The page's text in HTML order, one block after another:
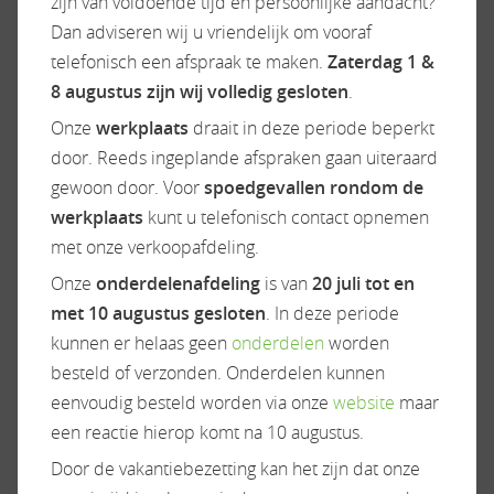
Buitenlamp
Dakluik heki
Elektrische opstap
Garage
Hagelbestendig dak
Hordeur
Huishoudaccu
Leeslampjes
Luifel
Panoramadak
Raamblindering
Verduistering cabine
Gascomfoor
Koelkast
Vriesvak
Onderstel/cabine Radio/TV
Dan adviseren wij u vriendelijk om vooraf
telefonisch een afspraak te maken. Zaterdag 1 &
8 augustus zijn wij volledig gesloten.
Onze werkplaats draait in deze periode beperkt
door. Reeds ingeplande afspraken gaan uiteraard
gewoon door. Voorspoedgevallen rondom de
werkplaats kunt u telefonisch contact opnemen
met onze verkoopafdeling.
Onze onderdelenafdeling is van 20 juli tot en
met 10 augustus gesloten. In deze periode
kunnen er helaas geen onderdelen worden
besteld of verzonden. Onderdelen kunnen
eenvoudig besteld worden via onze website maar
een reactie hierop komt na 10 augustus.
Door de vakantiebezetting kan het zijn dat onze